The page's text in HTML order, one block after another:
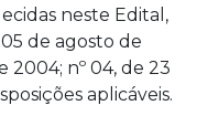
neste Edital,
de agosto de
2004; nº 04, de 23
aplicáveis.